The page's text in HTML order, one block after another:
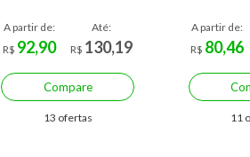
A partir de:
R$ 92,90
Até:
R$ 130,19
Compare
13 ofertas
A partir de:
R$ 80,46
11